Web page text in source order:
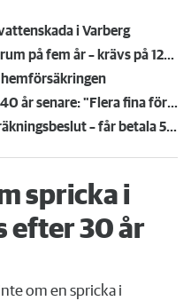
i Varberg
Anmälde inte vattenskadat badrum på fem år – krävs på 125 000 kronor
Kompisdealen blev verklighet – 40 år senare: "Flera fina fördelar med att dela bostad"
Kvinna kapade lägenhet efter vräkningsbeslut – får betala 50 000
spricka i
efter 30 år
om en spricka i